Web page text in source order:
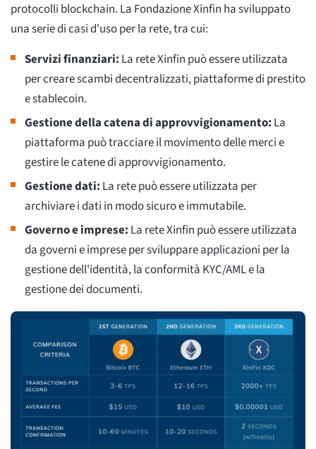
protocolli blockchain. La Fondazione Xinfin ha sviluppato
una serie di casi d'uso per la rete, tra cui:
Servizi finanziari: La rete Xinfin può essere utilizzata
per creare scambi decentralizzati, piattaforme di prestito
e stablecoin.
Gestione della catena di approvvigionamento: La
piattaforma può tracciare il movimento delle merci e
gestire le catene di approvvigionamento.
Gestione dati: La rete può essere utilizzata per
archiviare i dati in modo sicuro e immutabile.
Governo e imprese: La rete Xinfin può essere utilizzata
da governi e imprese per sviluppare applicazioni per la
gestione dell'identità, la conformità KYC/AML e la
gestione dei documenti.